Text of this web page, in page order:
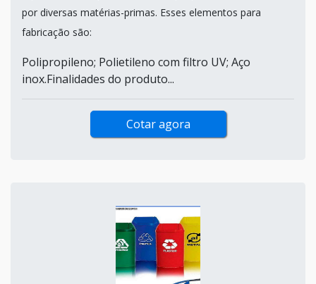
por diversas matérias-primas. Esses elementos para
fabricação são:
Polipropileno; Polietileno com filtro UV; Aço
inox.Finalidades do produto...
Cotar agora